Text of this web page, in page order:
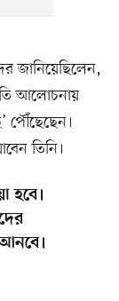
জানিয়েছিলেন,
আলোচনায়
পৌঁছেছেন।
তিনি।
হবে।
আনবে।